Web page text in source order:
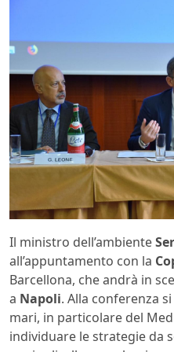
Il ministro dell’ambiente
all’appuntamento con la
Barcellona, che andrà in
a Napoli. Alla conferenza
mari, in particolare del
individuare le strategie da